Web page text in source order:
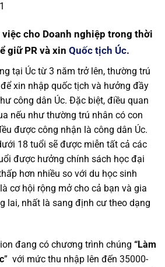
cho Doanh nghiệp trong thời
giữ PR và xin Quốc tịch Úc.
tại Úc từ 3 năm trở lên, thường trú
xin nhập quốc tịch và hưởng đầy
công dân Úc. Đặc biệt, điều quan
nếu như thường trú nhân có con
được công nhận là công dân Úc.
18 tuổi sẽ được miễn tất cả các
được hưởng chính sách học đại
hơn nhiều so với du học sinh
cơ hội rộng mở cho cả bạn và gia
lai, nhất là sang định cư theo dạng
đang có chương trình chúng “Làm
” với mức thu nhập lên đến 35000-